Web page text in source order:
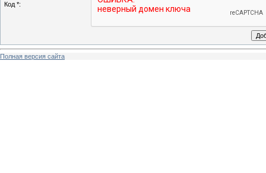
Код *:
Полная версия сайта